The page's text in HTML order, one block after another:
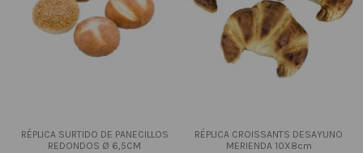
RÉPLICA SURTIDO DE PANECILLOS
REDONDOS Ø 6,5CM
RÉPLICA CROISSANTS DESAYUNO
MERIENDA 10X8cm